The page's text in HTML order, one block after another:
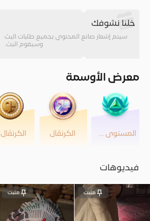
خلنا نشوفك
سيتم إشعار صانع المحتوى بجميع طلبات البث
وسيقوم البث.
معرض الأوسمة
المستوى 44 الكرنڤال الكرنڤال 2
فيديوهات
مثبت مثبت